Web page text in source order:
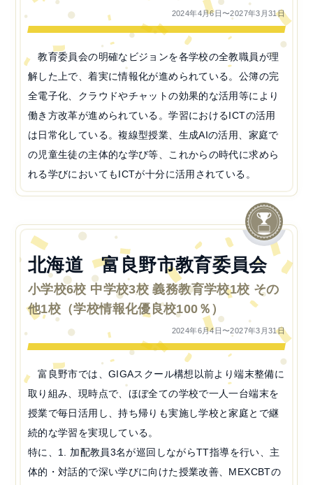
2024年4月6日〜2027年3月31日
教育委員会の明確なビジョンを各学校の全教職員が理
解した上で、着実に情報化が進められている。公簿の完
全電子化、クラウドやチャットの効果的な活用等により
働き方改革が進められている。学習におけるICTの活用
は日常化している。複線型授業、生成AIの活用、家庭で
の児童生徒の主体的な学び等、これからの時代に求めら
れる学びにおいてもICTが十分に活用されている。
北海道 富良野市教育委員会
小学校6校 中学校3校 義務教育学校1校 その
他1校（学校情報化優良校100％）
2024年6月4日〜2027年3月31日
富良野市では、GIGAスクール構想以前より端末整備に
取り組み、現時点で、ほぼ全ての学校で一人一台端末を
授業で毎日活用し、持ち帰りも実施し学校と家庭とで継
続的な学習を実現している。
特に、1. 加配教員3名が巡回しながらTT指導を行い、主
体的・対話的で深い学びに向けた授業改善、MEXCBTの